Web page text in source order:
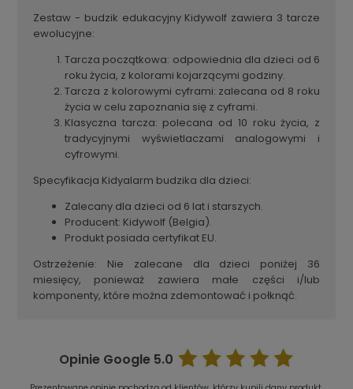
Zestaw - budzik edukacyjny Kidywolf zawiera 3 tarcze
ewolucyjne:
Tarcza początkowa: odpowiednia dla dzieci od 6
roku życia, z kolorami kojarzącymi godziny.
Tarcza z kolorowymi cyframi: zalecana od 8 roku
życia w celu zapoznania się z cyframi.
Klasyczna tarcza: polecana od 10 roku życia, z
tradycyjnymi wyświetlaczami analogowymi i
cyfrowymi.
Specyfikacja Kidyalarm budzika dla dzieci:
Zalecany dla dzieci od 6 lat i starszych.
Producent: Kidywolf (Belgia).
Produkt posiada certyfikat EU.
Ostrzeżenie: Nie zalecane dla dzieci poniżej 36
miesięcy, ponieważ zawiera małe części i/lub
komponenty, które można zdemontować i połknąć.
Opinie Google5.0